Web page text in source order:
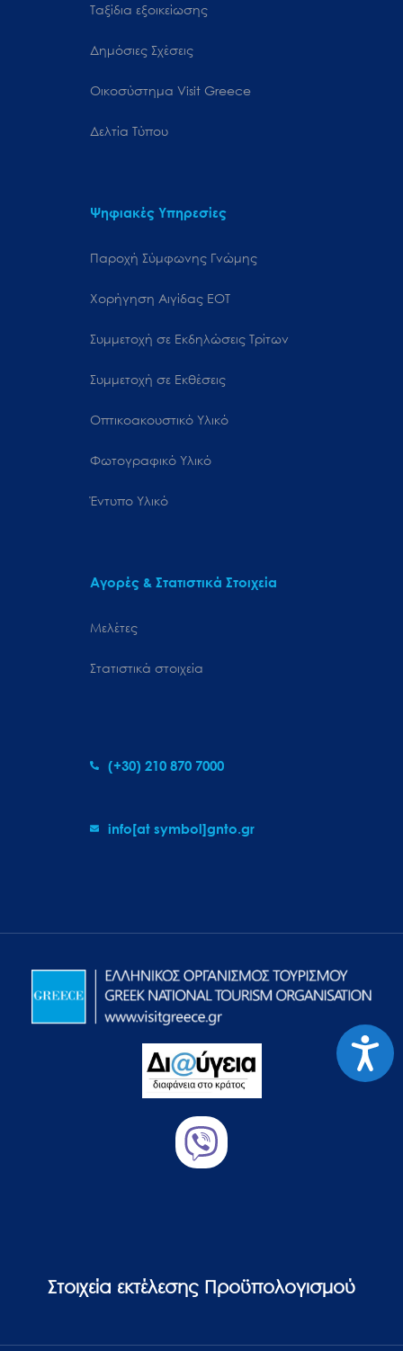
Ταξίδια εξοικείωσης
Δημόσιες Σχέσεις
Oικοσύστημα Visit Greece
Δελτία Τύπου
Ψηφιακές Υπηρεσίες
Παροχή Σύμφωνης Γνώμης
Χορήγηση Αιγίδας ΕΟΤ
Συμμετοχή σε Εκδηλώσεις Τρίτων
Συμμετοχή σε Εκθέσεις
Οπτικοακουστικό Υλικό
Φωτογραφικό Υλικό
Έντυπο Υλικό
Αγορές & Στατιστικά Στοιχεία
Μελέτες
Στατιστικά στοιχεία
(+30) 210 870 7000
info[at symbol]gnto.gr
Στοιχεία εκτέλεσης Προϋπολογισμού